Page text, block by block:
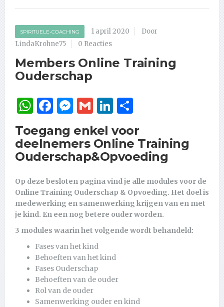
SPIRITUELE-COACHING 1 april 2020
Door
LindaKrohne75
0 Reacties
Members Online Training
Ouderschap
WhatsApp
Facebook
Messenger
GmailLinkedIn
Toegang enkel voor
deelnemers Online Training
Ouderschap&Opvoeding
Op deze besloten pagina vind je alle modules voor de
Online Training Ouderschap & Opvoeding. Het doel is
medewerking en samenwerking krijgen van en met
je kind. En een nog betere ouder worden.
3 modules waarin het volgende wordt behandeld:
Fases van het kind
Behoeften van het kind
Fases Ouderschap
Behoeften van de ouder
Rol van de ouder
Samenwerking ouder en kind